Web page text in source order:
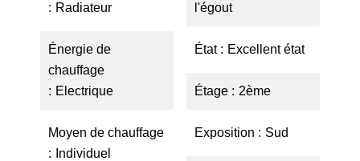
Radiateur
Énergie de
chauffage
Electrique
Moyen de chauffage
Individuel
l'égout
État Excellent état
Étage 2ème
Exposition Sud